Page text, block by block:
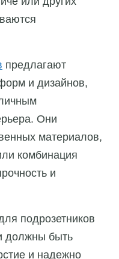
предлагают
и дизайнов,
Они
материалов,
комбинация
и
подрозетников
должны быть
и надежно